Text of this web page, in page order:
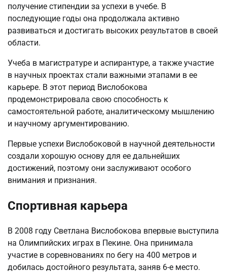
получение стипендии за успехи в учебе. В
последующие годы она продолжала активно
развиваться и достигать высоких результатов в своей
области.
Учеба в магистратуре и аспирантуре, а также участие
в научных проектах стали важными этапами в ее
карьере. В этот период Вислобокова
продемонстрировала свою способность к
самостоятельной работе, аналитическому мышлению
и научному аргументированию.
Первые успехи Вислобоковой в научной деятельности
создали хорошую основу для ее дальнейших
достижений, поэтому они заслуживают особого
внимания и признания.
Спортивная карьера
В 2008 году Светлана Вислобокова впервые выступила
на Олимпийских играх в Пекине. Она принимала
участие в соревнованиях по бегу на 400 метров и
добилась достойного результата, заняв 6-е место.